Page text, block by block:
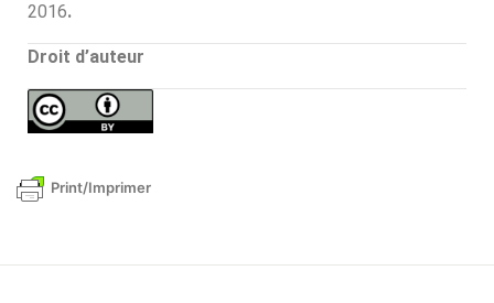
2016.
Droit d’auteur
Print/Imprimer